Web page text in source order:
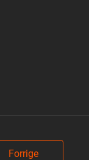
Forrige